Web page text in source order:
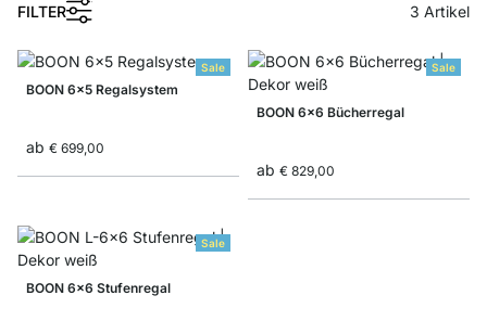
FILTER 3 Artikel
Sale
BOON 6x5 Regalsystem
ab € 699,00
Sale
BOON 6x6 Bücherregal
ab € 829,00
Sale
BOON 6x6 Stufenregal